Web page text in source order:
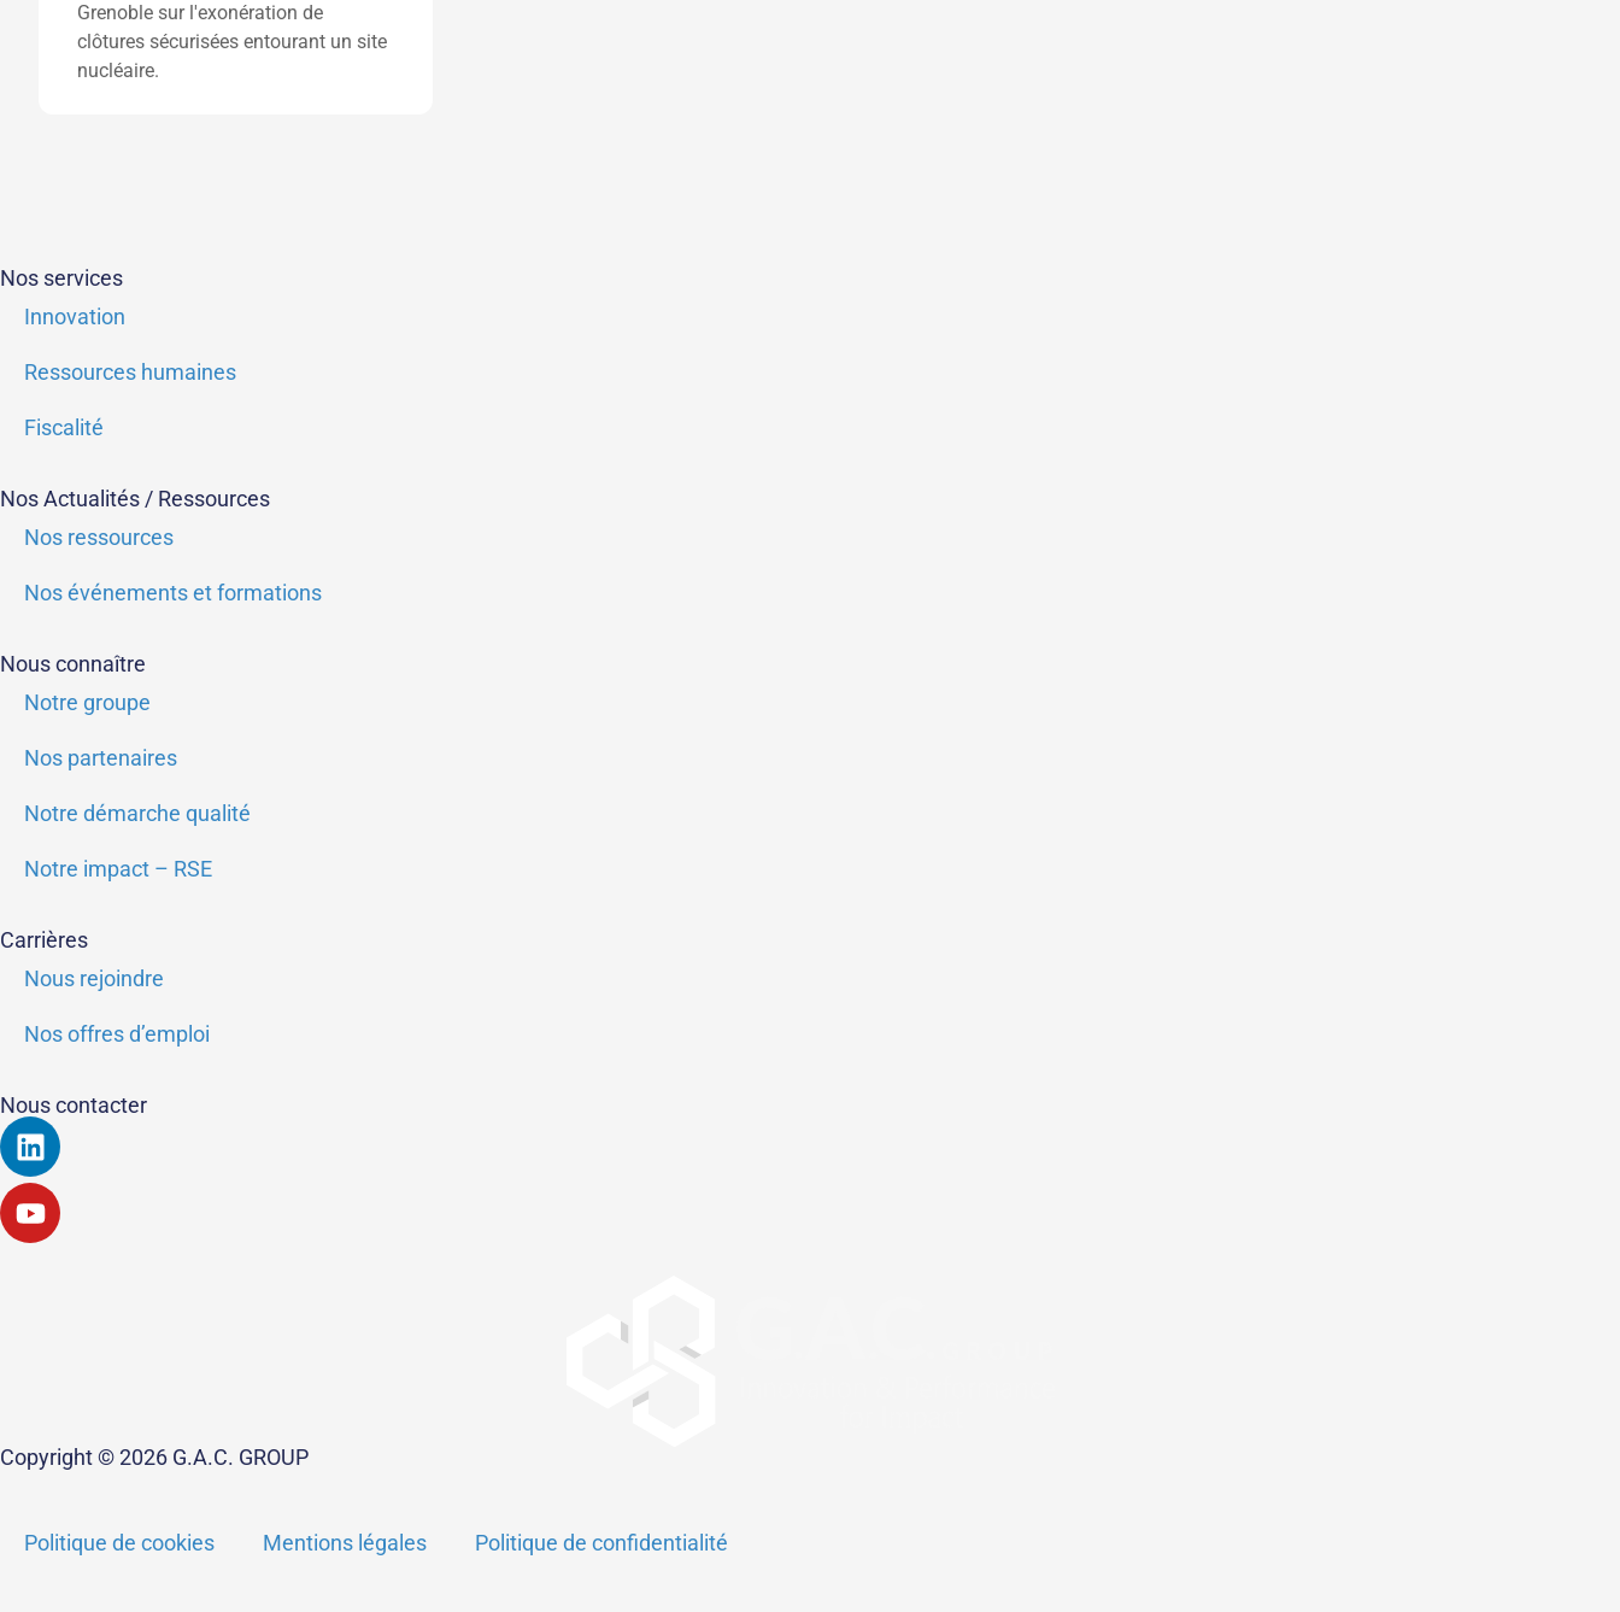
Grenoble sur l'exonération de
clôtures sécurisées entourant un site
nucléaire.
Nos services
Innovation
Ressources humaines
Fiscalité
Nos Actualités / Ressources
Nos ressources
Nos événements et formations
Nous connaître
Notre groupe
Nos partenaires
Notre démarche qualité
Notre impact – RSE
Carrières
Nous rejoindre
Nos offres d’emploi
Nous contacter
Linkedin
Youtube
Copyright © 2026 G.A.C. GROUP
Politique de cookies Mentions légales Politique de confidentialité